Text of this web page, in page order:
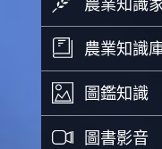
農業知識
農業知識
圖鑑知識
圖書影音